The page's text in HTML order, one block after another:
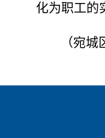
化为职工的
（宛